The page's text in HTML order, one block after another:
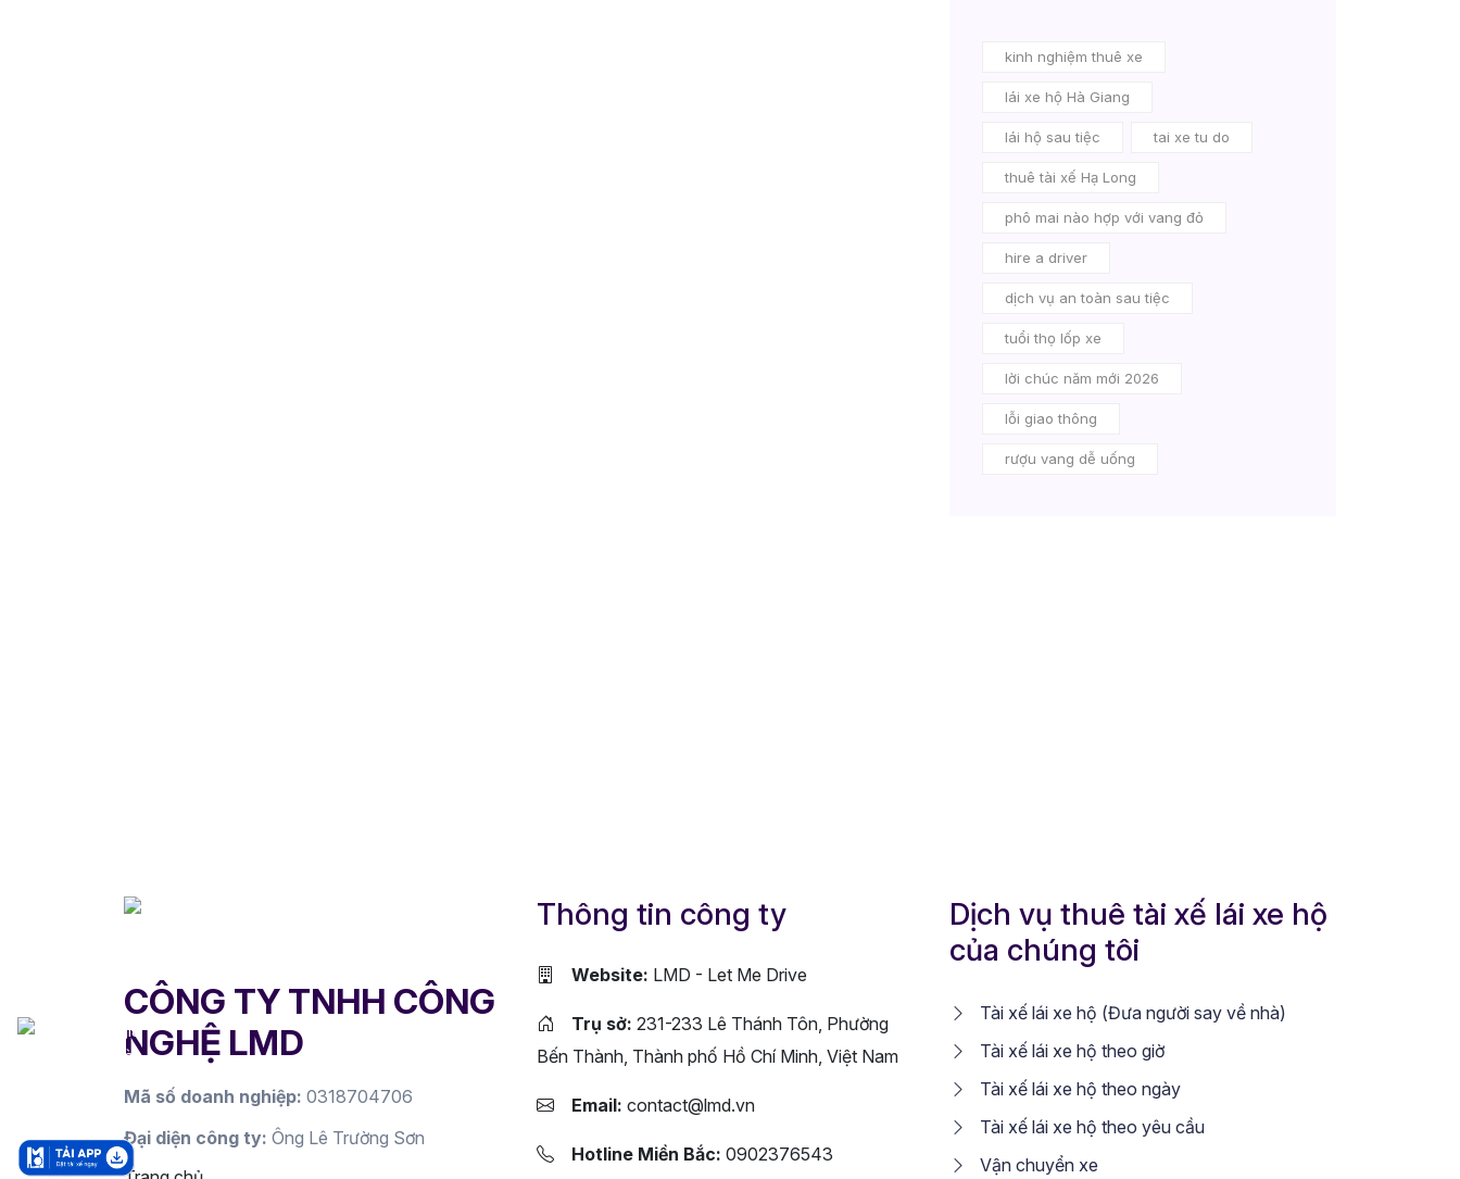
kinh nghiệm thuê xe
lái xe hộ Hà Giang
lái hộ sau tiệc tai xe tu do
thuê tài xế Hạ Long
phô mai nào hợp với vang đỏ
hire a driver
dịch vụ an toàn sau tiệc
tuổi thọ lốp xe
lời chúc năm mới 2026
lỗi giao thông
rượu vang dễ uống
CÔNG TY TNHH CÔNG
NGHỆ LMD
Mã số doanh nghiệp: 0318704706
Đại diện công ty: Ông Lê Trường Sơn
Thông tin công ty
Website: LMD - Let Me Drive
Trụ sở: 231-233 Lê Thánh Tôn, Phường
Bến Thành, Thành phố Hồ Chí Minh, Việt Nam
Email: contact@lmd.vn
Hotline Miền Bắc: 0902376543
Dịch vụ thuê tài xế lái xe hộ
của chúng tôi
Tài xế lái xe hộ (Đưa người say về nhà)
Tài xế lái xe hộ theo giờ
Tài xế lái xe hộ theo ngày
Tài xế lái xe hộ theo yêu cầu
Vận chuyển xe